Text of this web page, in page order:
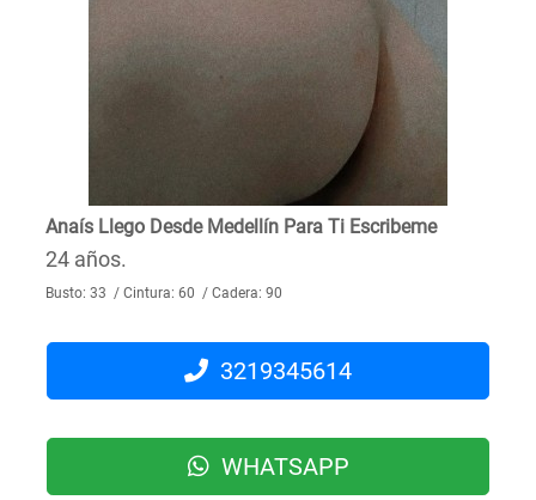
Anaís Llego Desde Medellín Para Ti Escribeme
24 años.
Busto: 33 / Cintura: 60 / Cadera: 90
3219345614
WHATSAPP